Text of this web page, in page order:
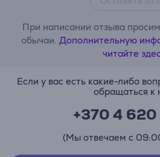
При написании отзыва
обычаи. Дополнительную
читайте
Если у вас есть какие-либо
обращаться к
+370 4
(Мы отвечаем с